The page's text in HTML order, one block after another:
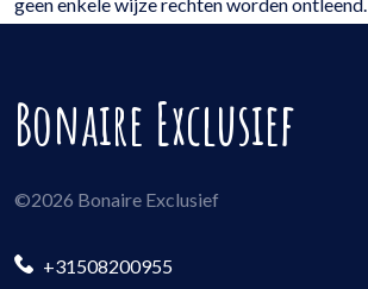
geen enkele wijze rechten worden ontleend.
Bonaire Exclusief
©2026 Bonaire Exclusief
+31508200955